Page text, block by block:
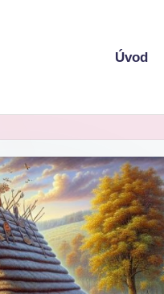
Úvod